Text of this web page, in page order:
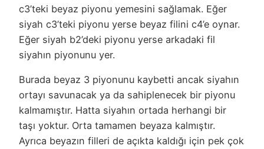
c3’teki beyaz piyonu yemesini sağlamak. Eğer
siyah c3’teki piyonu yerse beyaz filini c4’e oynar.
Eğer siyah b2’deki piyonu yerse arkadaki fil
siyahın piyonunu yer.
Burada beyaz 3 piyonunu kaybetti ancak siyahın
ortayı savunacak ya da sahiplenecek bir piyonu
kalmamıştır. Hatta siyahın ortada herhangi bir
taşı yoktur. Orta tamamen beyaza kalmıştır.
Ayrıca beyazın filleri de açıkta kaldığı için pek çok